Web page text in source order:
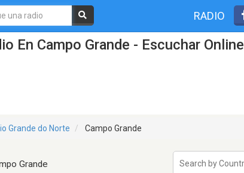
RADIO
En Campo Grande - Escuchar Online
Grande do Norte Campo Grande
Grande